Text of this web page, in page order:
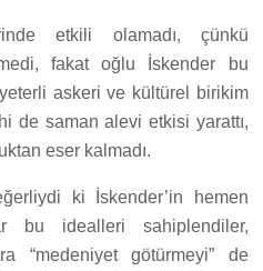
etkili olamadı, çünkü
fakat oğlu İskender bu
askeri ve kültürel birikim
de saman alevi etkisi yarattı,
eser kalmadı.
ki İskender’in hemen
bu idealleri sahiplendiler,
“medeniyet götürmeyi” de